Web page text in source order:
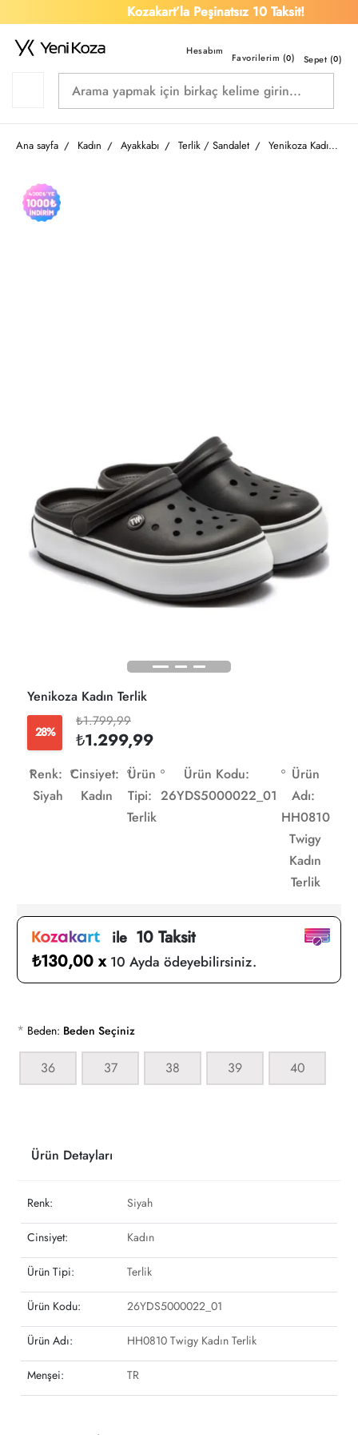
Kozakart’la Peşinatsız 10 Taksit!
Favorilerim (0) Sepet (0)
Ana sayfa Kadın Ayakkabı Terlik / Sandalet Yenikoza Kadın Terlik
Yenikoza Kadın Terlik
28%
₺1.799,99
₺1.299,99
Renk:
Siyah
Cinsiyet:
Kadın
Ürün
Tipi:
Terlik
Ürün Kodu:
26YDS5000022_01
Ürün
Adı:
HH0810
Twigy
Kadın
Terlik
ile10 Taksit
₺130,00 x 10 Ayda ödeyebilirsiniz.
* Beden: Beden Seçiniz
36 37 38 39 40
Ürün Detayları
Renk: Siyah
Cinsiyet: Kadın
Ürün Tipi: Terlik
Ürün Kodu: 26YDS5000022_01
Ürün Adı: HH0810 Twigy Kadın Terlik
Menşei: TR